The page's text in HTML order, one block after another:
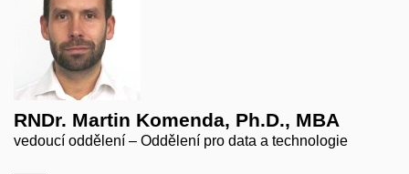
RNDr. Martin Komenda, Ph.D., MBA
vedoucí oddělení – Oddělení pro data a technologie